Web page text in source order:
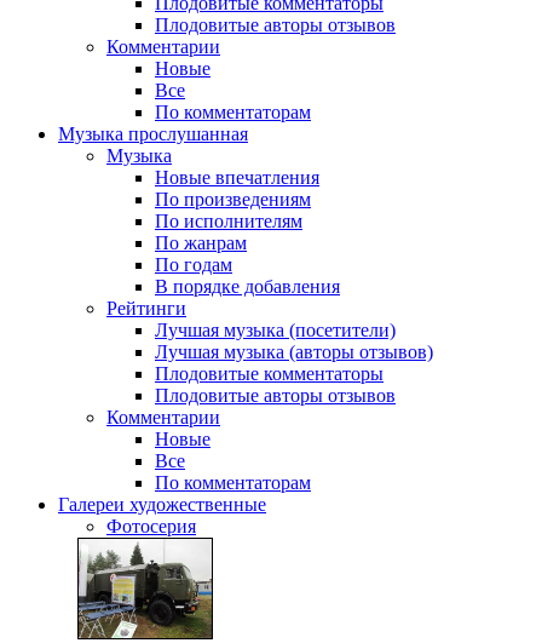
Плодовитые авторы отзывов
Комментарии
Новые
Все
По комментаторам
Музыка прослушанная
Музыка
Новые впечатления
По произведениям
По исполнителям
По жанрам
По годам
В порядке добавления
Рейтинги
Лучшая музыка (посетители)
Лучшая музыка (авторы отзывов)
Плодовитые комментаторы
Плодовитые авторы отзывов
Комментарии
Новые
Все
По комментаторам
Галереи художественные
Фотосерия